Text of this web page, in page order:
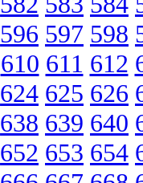
596 597 598
610 611 612
624 625 626
638 639 640
652 653 654